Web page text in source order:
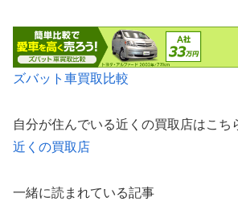
ズバット車買取比較
自分が住んでいる近くの買取店はこち
近くの買取店
一緒に読まれている記事